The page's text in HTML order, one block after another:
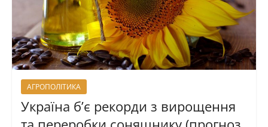
АГРОПОЛІТИКА
Україна б’є рекорди з вирощення